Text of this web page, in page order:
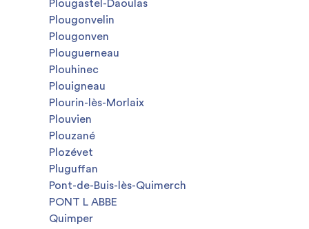
Plougastel-Daoulas
Plougonvelin
Plougonven
Plouguerneau
Plouhinec
Plouigneau
Plourin-lès-Morlaix
Plouvien
Plouzané
Plozévet
Pluguffan
Pont-de-Buis-lès-Quimerch
PONT L ABBE
Quimper